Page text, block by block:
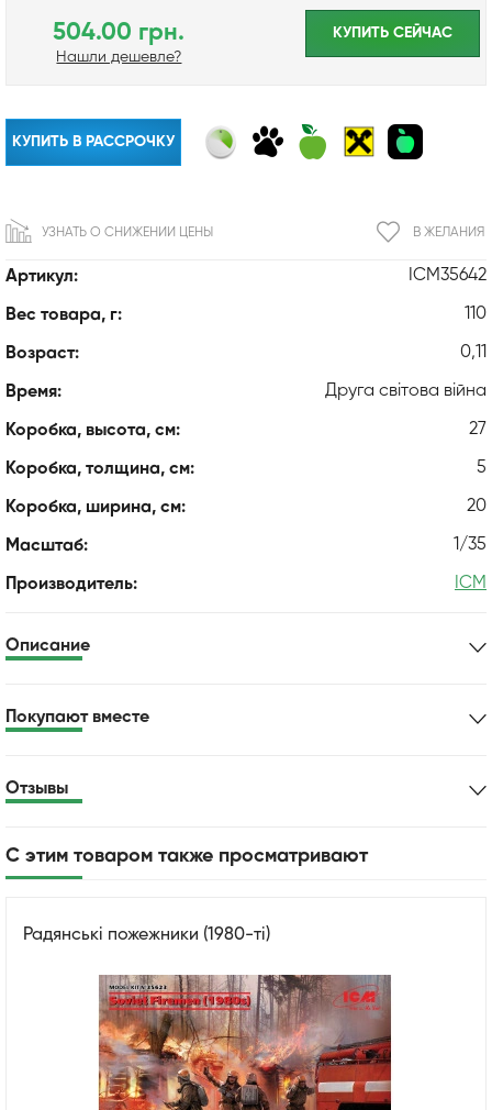
Артикул: ICM35642
Вес товара, г: 110
Возраст: 0,11
Время: Друга світова війна
Коробка, высота, см: 27
Коробка, толщина, см: 5
Коробка, ширина, см: 20
Масштаб: 1/35
Производитель: ICM
504.00 грн.
Нашли дешевле?
КУПИТЬ CЕЙЧАС
КУПИТЬ В РАССРОЧКУ
В ЖЕЛАНИЯ
УЗНАТЬ О СНИЖЕНИИ ЦЕНЫ
Описание
Покупают вместе
Отзывы
С этим товаром также просматривают
Радянські пожежники (1980-ті)